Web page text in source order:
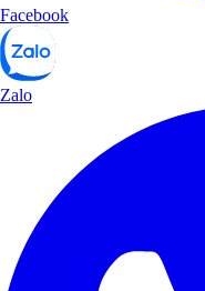
Facebook
Zalo